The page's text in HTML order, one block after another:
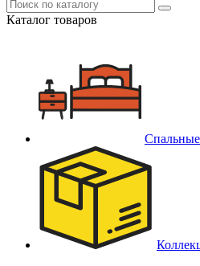
Каталог товаров